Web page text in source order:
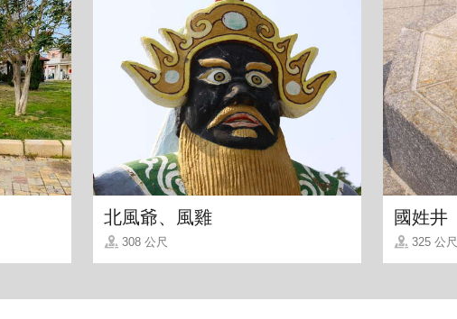
北風爺、風雞
308 公尺
國姓井
325 公尺